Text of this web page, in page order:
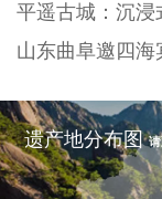
平遥古城：沉浸
山东曲阜邀四海
遗产地分布图